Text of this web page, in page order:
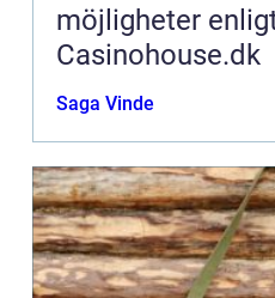
möjligheter
Casinohouse.dk
Saga Vinde